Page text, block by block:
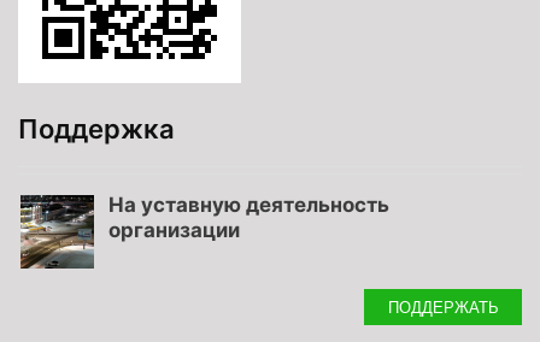
Поддержка
На уставную деятельность
организации
ПОДДЕРЖАТЬ